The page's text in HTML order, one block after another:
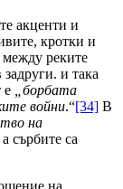
акценти и
кротки и
между реките
и така
е
„борбата
войни.“[34] В
на
сърбите са
на